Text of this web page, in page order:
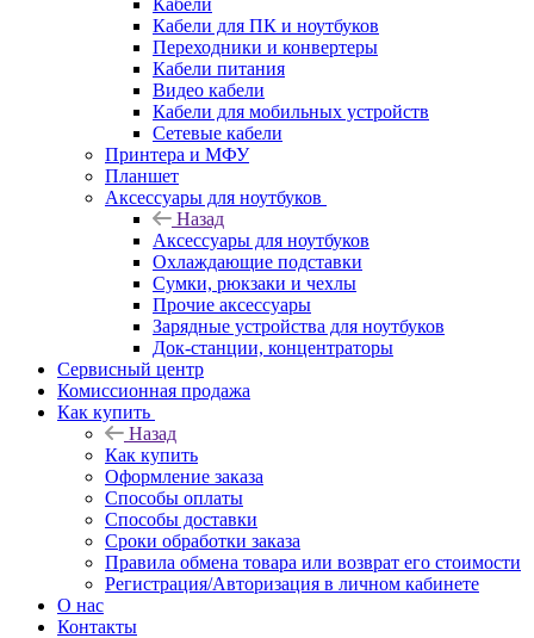
Кабели
Кабели для ПК и ноутбуков
Переходники и конвертеры
Кабели питания
Видео кабели
Кабели для мобильных устройств
Сетевые кабели
Принтера и МФУ
Планшет
Аксессуары для ноутбуков
Назад
Аксессуары для ноутбуков
Охлаждающие подставки
Сумки, рюкзаки и чехлы
Прочие аксессуары
Зарядные устройства для ноутбуков
Док-станции, концентраторы
Сервисный центр
Комиссионная продажа
Как купить
Назад
Как купить
Оформление заказа
Способы оплаты
Способы доставки
Сроки обработки заказа
Правила обмена товара или возврат его стоимости
Регистрация/Авторизация в личном кабинете
О нас
Контакты